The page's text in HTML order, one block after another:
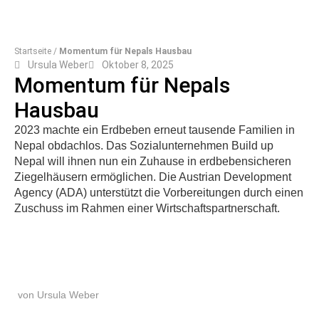
Startseite / Momentum für Nepals Hausbau
Ursula Weber Oktober 8, 2025
Momentum für Nepals
Hausbau
2023 machte ein Erdbeben erneut tausende Familien in
Nepal obdachlos. Das Sozialunternehmen Build up
Nepal will ihnen nun ein Zuhause in erdbebensicheren
Ziegelhäusern ermöglichen. Die Austrian Development
Agency (ADA) unterstützt die Vorbereitungen durch einen
Zuschuss im Rahmen einer Wirtschaftspartnerschaft.
von Ursula Weber